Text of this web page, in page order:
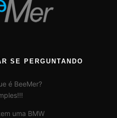
SE PERGUNTANDO
é BeeMer?
uma BMW